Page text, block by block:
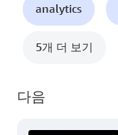
analytics
5개 더 보기
다음